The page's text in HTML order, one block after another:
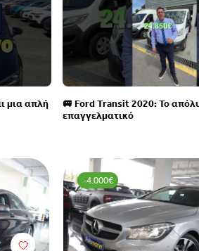
μια απλή
🚐 Ford Transit 2020: Το
επαγγελματικό
-4.000€